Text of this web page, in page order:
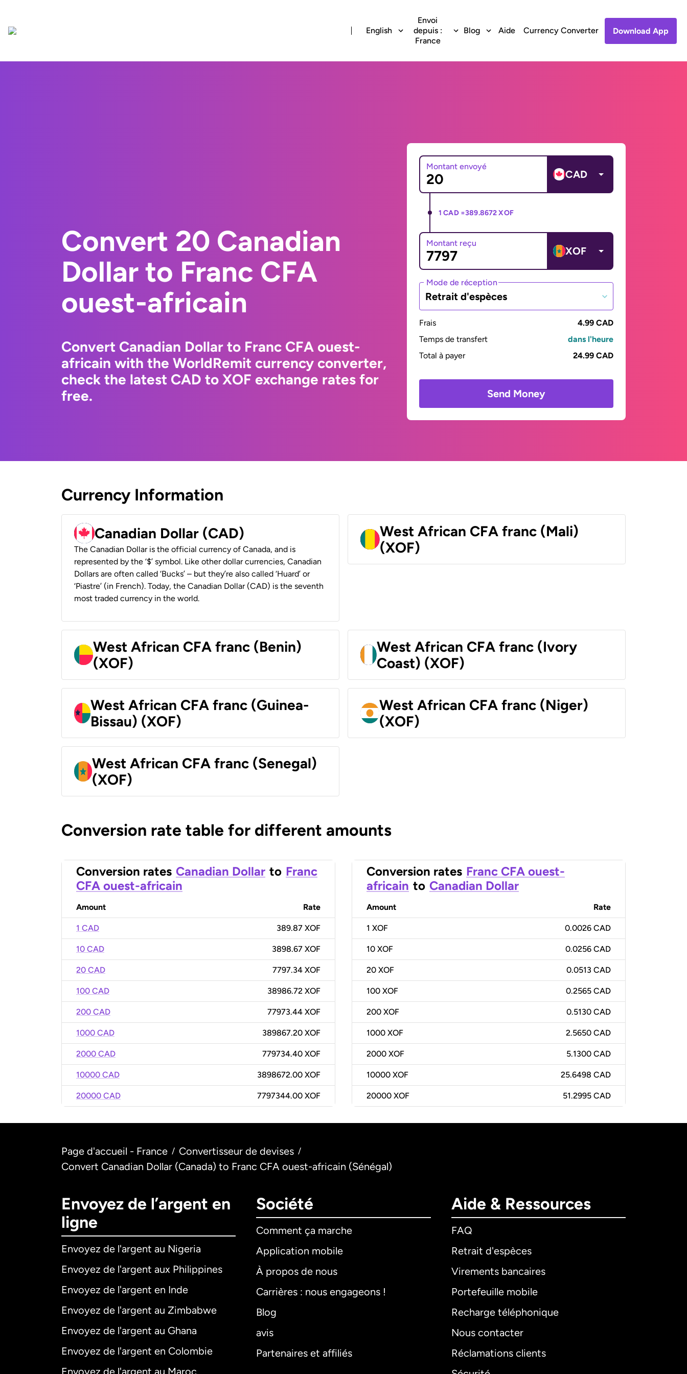
English
Envoi
depuis :
France
Blog Aide Currency Converter Download App
Convert 20 Canadian
Dollar to Franc CFA
ouest-africain
Convert Canadian Dollar to Franc CFA ouest-
africain with the WorldRemit currency converter,
check the latest CAD to XOF exchange rates for
free.
Montant envoyé
CAD
1 CAD =389.8672 XOF
Montant reçu
XOF
Mode de réception
Retrait d'espèces
Frais
4.99 CAD
Temps de transfert
dans l'heure
Total à payer
24.99 CAD
Send Money
Currency Information
Canadian Dollar (CAD)
The Canadian Dollar is the official currency of Canada, and is
represented by the ‘$’ symbol. Like other dollar currencies, Canadian
Dollars are often called ‘Bucks’ – but they’re also called ‘Huard’ or
‘Piastre’ (in French). Today, the Canadian Dollar (CAD) is the seventh
most traded currency in the world.
West African CFA franc (Mali)
(XOF)
West African CFA franc (Benin)
(XOF)
West African CFA franc (Ivory
Coast) (XOF)
West African CFA franc (Guinea-
Bissau) (XOF)
West African CFA franc (Niger)
(XOF)
West African CFA franc (Senegal)
(XOF)
Conversion rate table for different amounts
Conversion rates Canadian Dollar to Franc
CFA ouest-africain
Amount Rate
1 CAD 389.87 XOF
10 CAD 3898.67 XOF
20 CAD 7797.34 XOF
100 CAD 38986.72 XOF
200 CAD 77973.44 XOF
1000 CAD 389867.20 XOF
2000 CAD 779734.40 XOF
10000 CAD 3898672.00 XOF
20000 CAD 7797344.00 XOF
Conversion rates Franc CFA ouest-
africain to Canadian Dollar
Amount Rate
1 XOF 0.0026 CAD
10 XOF 0.0256 CAD
20 XOF 0.0513 CAD
100 XOF 0.2565 CAD
200 XOF 0.5130 CAD
1000 XOF 2.5650 CAD
2000 XOF 5.1300 CAD
10000 XOF 25.6498 CAD
20000 XOF 51.2995 CAD
Page d'accueil - France / Convertisseur de devises /
Convert Canadian Dollar (Canada) to Franc CFA ouest-africain (Sénégal)
Envoyez de l’argent en
ligne
Envoyez de l'argent au Nigeria
Envoyez de l'argent aux Philippines
Envoyez de l'argent en Inde
Envoyez de l'argent au Zimbabwe
Envoyez de l'argent au Ghana
Envoyez de l'argent en Colombie
Société
Comment ça marche
Application mobile
À propos de nous
Carrières : nous engageons !
Blog
avis
Partenaires et affiliés
Aide & Ressources
FAQ
Retrait d'espèces
Virements bancaires
Portefeuille mobile
Recharge téléphonique
Nous contacter
Réclamations clients